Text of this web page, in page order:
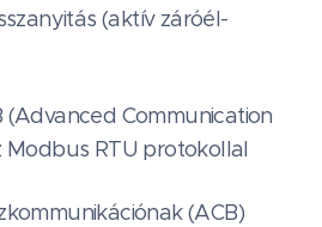
(aktív záróél-
(Advanced Communication
Modbus RTU protokollal
(ACB)